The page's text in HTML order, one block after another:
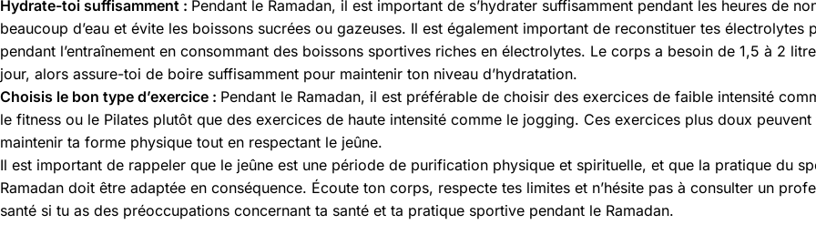
Hydrate-toi suffisamment : Pendant le Ramadan, il est important de s’hydrater suffisamment pendant les heures de
beaucoup d’eau et évite les boissons sucrées ou gazeuses. Il est également important de reconstituer tes électrolytes
pendant l’entraînement en consommant des boissons sportives riches en électrolytes. Le corps a besoin de 1,5 à 2
jour, alors assure-toi de boire suffisamment pour maintenir ton niveau d’hydratation.
Choisis le bon type d’exercice : Pendant le Ramadan, il est préférable de choisir des exercices de faible intensité
le fitness ou le Pilates plutôt que des exercices de haute intensité comme le jogging. Ces exercices plus doux peuvent
maintenir ta forme physique tout en respectant le jeûne.
Il est important de rappeler que le jeûne est une période de purification physique et spirituelle, et que la pratique du
Ramadan doit être adaptée en conséquence. Écoute ton corps, respecte tes limites et n’hésite pas à consulter un
santé si tu as des préoccupations concernant ta santé et ta pratique sportive pendant le Ramadan.